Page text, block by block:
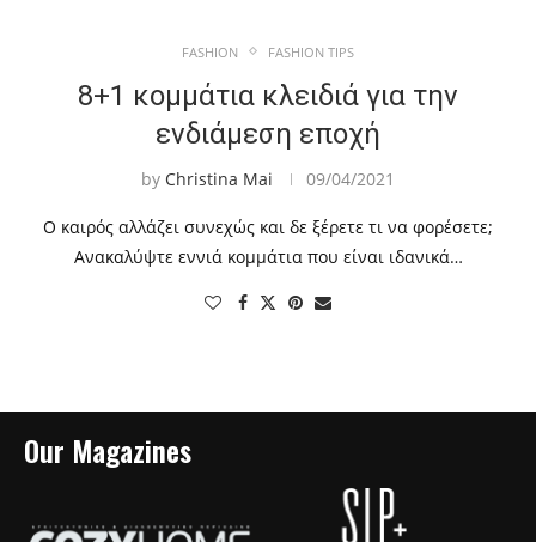
FASHION FASHION TIPS
8+1 κομμάτια κλειδιά για την
ενδιάμεση εποχή
by Christina Mai 09/04/2021
Ο καιρός αλλάζει συνεχώς και δε ξέρετε τι να φορέσετε;
Ανακαλύψτε εννιά κομμάτια που είναι ιδανικά…
Our Magazines